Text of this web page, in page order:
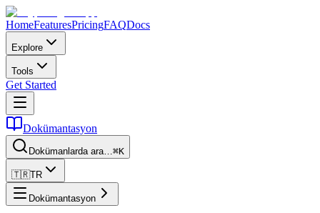
HomeFeaturesPricingFAQDocs
Explore
Tools
Get Started
Dokümantasyon
Dokümanlarda ara…⌘K
🇹🇷TR
Dokümantasyon